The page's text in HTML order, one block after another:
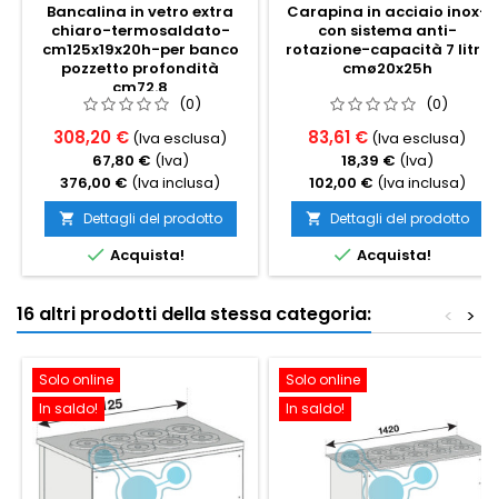
Bancalina in vetro extra
chiaro-termosaldato-
cm125x19x20h-per banco
pozzetto profondità
cm72.8
(0)
308,20 € (Iva esclusa)
67,80 € (Iva)
376,00 € (Iva inclusa)
 Dettagli del prodotto
 Acquista!
Carapina in acciaio inox-
con sistema anti-
rotazione-capacità 7 litri,
cmø20x25h
(0)
83,61 € (Iva esclusa)
18,39 € (Iva)
102,00 € (Iva inclusa)
 Dettagli del prodotto
 Acquista!
16 altri prodotti della stessa categoria: >
<
Solo online
In saldo!
Solo online
In saldo!